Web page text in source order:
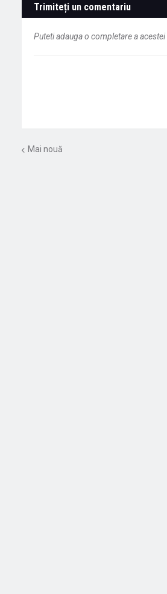
Trimiteți un comentariu
Puteti adauga o completare a
Mai nouă